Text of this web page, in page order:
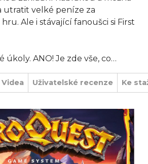
utratit velké peníze za
Ale i stávající fanoušci si First
úkoly. ANO! Je zde vše, co
dobrodružství v
Je zde také vše, co
hraní, protože First Light je
rozšířeními.
Videa Uživatelské recenze Ke